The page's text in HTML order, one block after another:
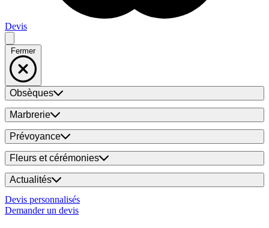
Devis
Fermer
Obsèques
Marbrerie
Prévoyance
Fleurs et cérémonies
Actualités
Devis personnalisés
Demander un devis